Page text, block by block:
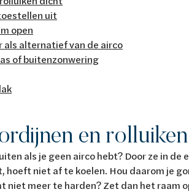
uit
open
als alternatief van de airco
of buitenzonwering
en
als je geen airco hebt? Door ze in
hoeft niet af te koelen. Hou daarom je
niet meer te harden? Zet dan het raam